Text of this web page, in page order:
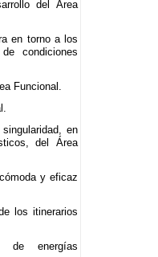
del Área
en torno a los
condiciones
Funcional.
en
del Área
y eficaz
los itinerarios
de energías